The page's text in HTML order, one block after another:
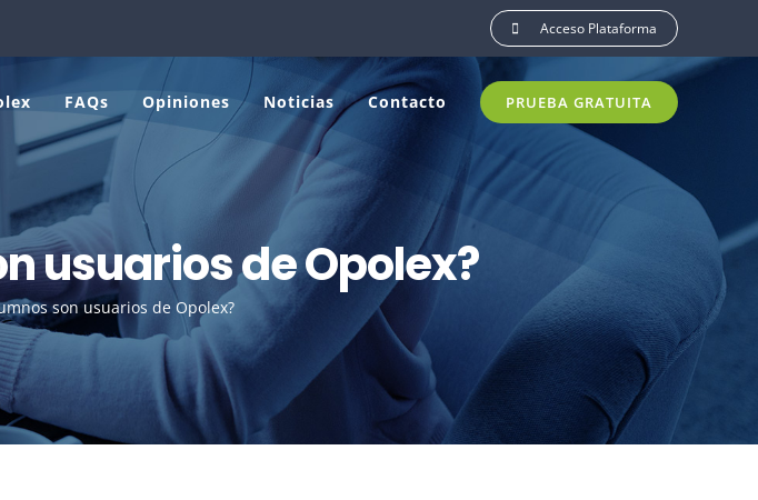
Acceso Plataforma
FAQs Opiniones Noticias Contacto PRUEBA GRATUITA
usuarios de Opolex?
son usuarios de Opolex?